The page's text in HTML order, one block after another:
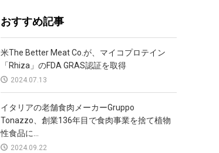
おすすめ記事
米The Better Meat Co.が、マイコプロテイン
「Rhiza」のFDA GRAS認証を取得
2024.07.13
イタリアの老舗食肉メーカーGruppo
Tonazzo、創業136年目で食肉事業を捨て植物
性食品に...
2024.09.22